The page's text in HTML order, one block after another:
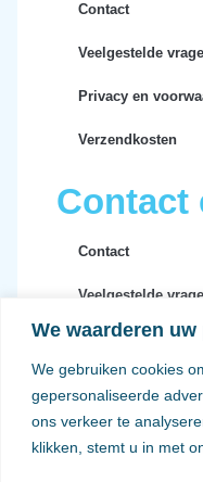
We waarderen
We gebruiken cookies
gepersonaliseerde
ons verkeer te
klikken, stemt u in met
Contact
Veelgestelde
Privacy en
Verzendkosten
Contact
Contact
Veelgestelde
Privacy en